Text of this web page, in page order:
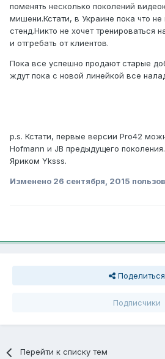
поменять несколько поколений
мишени.Кстати, в Украине пока что не
стенд.Никто не хочет тренироваться
и отгребать от клиентов.
Пока все успешно продают старые
ждут пока с новой линейкой все
p.s. Кстати, первые версии Pro42
Hofmann и JB предыдущего
Яриком Yksss.
Изменено 26 сентября, 2015
Поделиться
Подписчики
Перейти к списку тем